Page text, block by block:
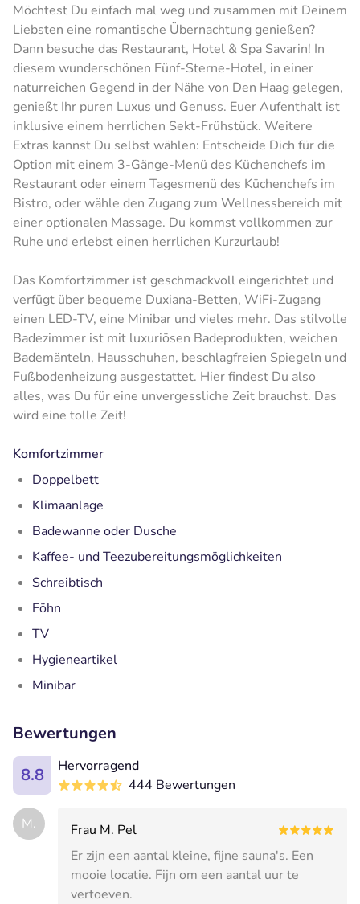
Möchtest Du einfach mal weg und zusammen mit Deinem
Liebsten eine romantische Übernachtung genießen?
Dann besuche das Restaurant, Hotel & Spa Savarin! In
diesem wunderschönen Fünf-Sterne-Hotel, in einer
naturreichen Gegend in der Nähe von Den Haag gelegen,
genießt Ihr puren Luxus und Genuss. Euer Aufenthalt ist
inklusive einem herrlichen Sekt-Frühstück. Weitere
Extras kannst Du selbst wählen: Entscheide Dich für die
Option mit einem 3-Gänge-Menü des Küchenchefs im
Restaurant oder einem Tagesmenü des Küchenchefs im
Bistro, oder wähle den Zugang zum Wellnessbereich mit
einer optionalen Massage. Du kommst vollkommen zur
Ruhe und erlebst einen herrlichen Kurzurlaub!
Das Komfortzimmer ist geschmackvoll eingerichtet und
verfügt über bequeme Duxiana-Betten, WiFi-Zugang
einen LED-TV, eine Minibar und vieles mehr. Das stilvolle
Badezimmer ist mit luxuriösen Badeprodukten, weichen
Bademänteln, Hausschuhen, beschlagfreien Spiegeln und
Fußbodenheizung ausgestattet. Hier findest Du also
alles, was Du für eine unvergessliche Zeit brauchst. Das
wird eine tolle Zeit!
Komfortzimmer
Doppelbett
Klimaanlage
Badewanne oder Dusche
Kaffee- und Teezubereitungsmöglichkeiten
Schreibtisch
Föhn
TV
Hygieneartikel
Minibar
Bewertungen
8.8
Hervorragend
444 Bewertungen
M.
Frau M. Pel
Er zijn een aantal kleine, fijne sauna's. Een
mooie locatie. Fijn om een aantal uur te
vertoeven.